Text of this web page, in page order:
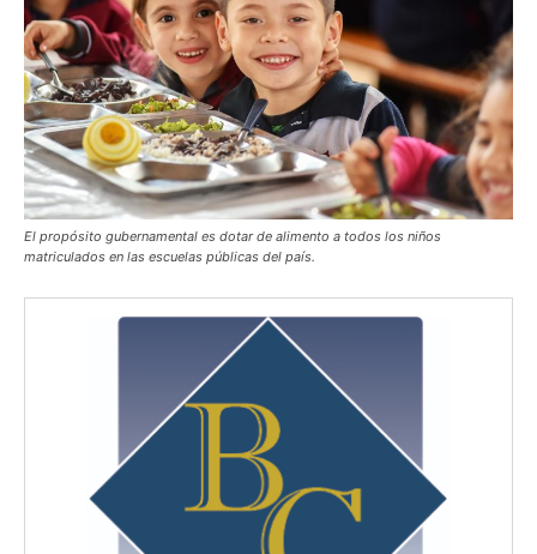
El propósito gubernamental es dotar de alimento a todos los niños
matriculados en las escuelas públicas del país.